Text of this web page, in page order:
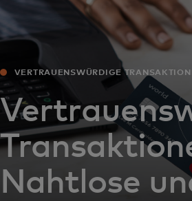
Neuigkeiten und
VERTRAUENSWÜRDIGE
Nahtlose